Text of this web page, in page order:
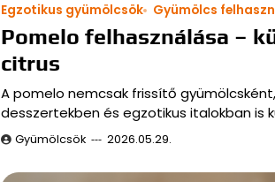
Egzotikus gyümölcsök Gyümölcs
Pomelo felhasználása –
citrus
A pomelo nemcsak frissítő
desszertekben és egzotikus italokban is
Gyümölcsök 2026.05.29.